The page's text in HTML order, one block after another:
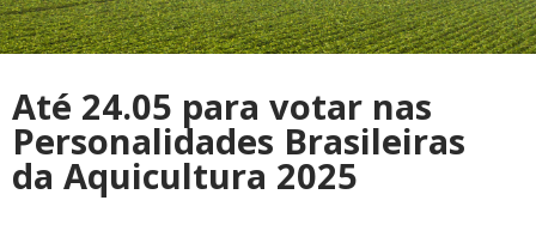
Até 24.05 para votar nas
Personalidades Brasileiras
da Aquicultura 2025